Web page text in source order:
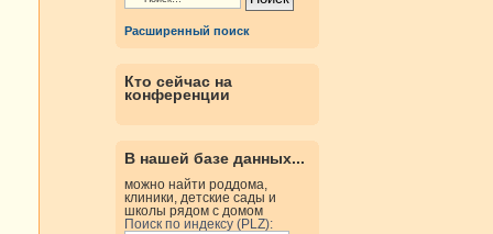
Расширенный поиск
Кто сейчас на
конференции
В нашей базе данных...
можно найти роддома,
клиники, детские сады и
школы рядом с домом
Поиск по индексу (PLZ):